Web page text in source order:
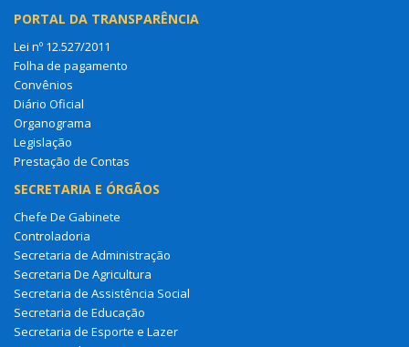
PORTAL DA TRANSPARÊNCIA
Lei nº 12.527/2011
Folha de pagamento
Convênios
Diário Oficial
Organograma
Legislação
Prestação de Contas
SECRETARIA E ÓRGÃOS
Chefe De Gabinete
Controladoria
Secretaria de Administração
Secretaria De Agricultura
Secretaria de Assistência Social
Secretaria de Educação
Secretaria de Esporte e Lazer